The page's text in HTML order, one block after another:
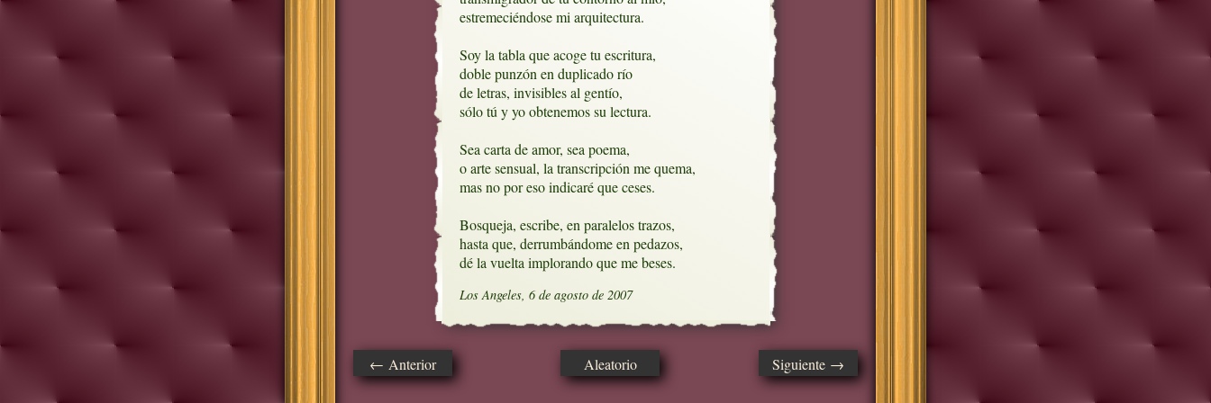
estremeciéndose mi arquitectura.
Soy la tabla que acoge tu escritura,
doble punzón en duplicado río
de letras, invisibles al gentío,
sólo tú y yo obtenemos su lectura.
Sea carta de amor, sea poema,
o arte sensual, la transcripción me quema,
mas no por eso indicaré que ceses.
Bosqueja, escribe, en paralelos trazos,
hasta que, derrumbándome en pedazos,
dé la vuelta implorando que me beses.
Los Angeles, 6 de agosto de 2007
← Anterior Aleatorio Siguiente →